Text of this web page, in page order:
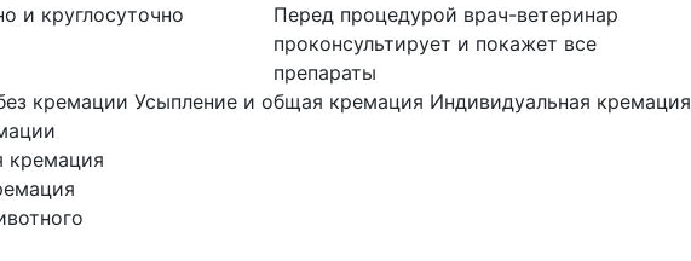
и круглосуточно
Перед процедурой врач-ветеринар
проконсультирует и покажет все
препараты
кремации Усыпление и общая кремация Индивидуальная кремация
кремация